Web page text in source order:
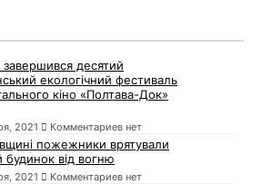
завершився десятий
екологічний фестиваль
кіно «Полтава-Док»
2021 Комментариев нет
пожежники врятували
будинок від вогню
2021 Комментариев нет